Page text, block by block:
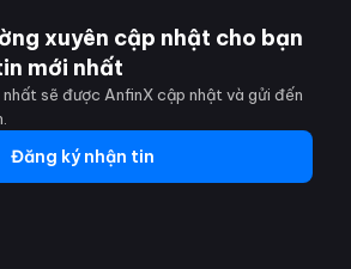
xuyên cập nhật cho bạn
mới nhất
sẽ được AnfinX cập nhật và gửi đến
Đăng ký nhận tin